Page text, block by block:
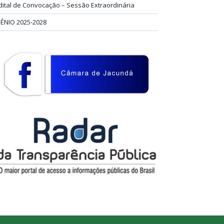
de Convocação – Sessão Extraordinária
2025-2028